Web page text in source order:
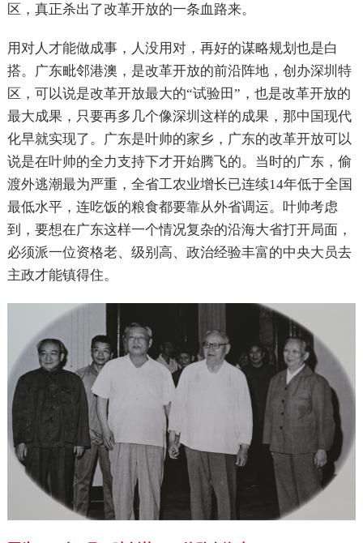
区，真正杀出了改革开放的一条血路来。
用对人才能做成事，人没用对，再好的谋略规划也是白
搭。广东毗邻港澳，是改革开放的前沿阵地，创办深圳特
区，可以说是改革开放最大的“试验田”，也是改革开放的
最大成果，只要再多几个像深圳这样的成果，那中国现代
化早就实现了。广东是叶帅的家乡，广东的改革开放可以
说是在叶帅的全力支持下才开始腾飞的。当时的广东，偷
渡外逃潮最为严重，全省工农业增长已连续14年低于全国
最低水平，连吃饭的粮食都要靠从外省调运。叶帅考虑
到，要想在广东这样一个情况复杂的沿海大省打开局面，
必须派一位资格老、级别高、政治经验丰富的中央大员去
主政才能镇得住。